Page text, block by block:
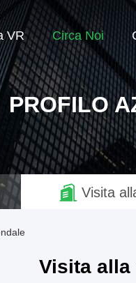
VR Circa Noi
PROFILO
Visita
Visita